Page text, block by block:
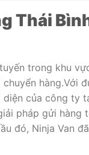
Thái
trong khu
hàng.Với
của công ty
pháp gửi hàng
đó, Ninja Van